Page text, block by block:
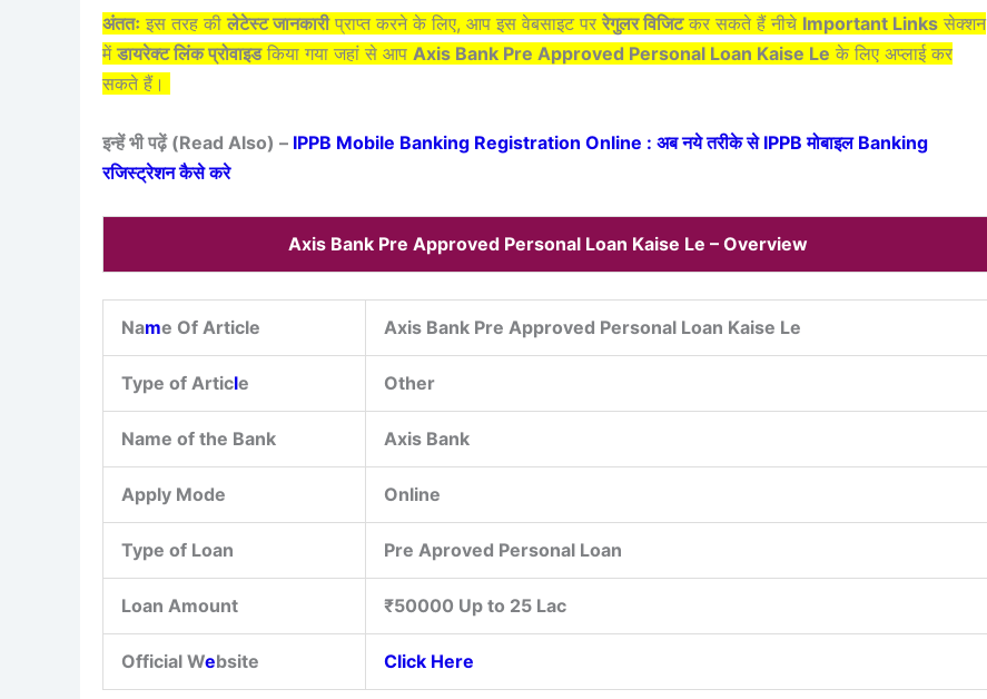
अंततः इस तरह की लेटेस्ट जानकारीप्राप्त करने के लिए, आप इस वेबसाइट पर रेगुलर विजिटकर सकते हैं नीचे Important Links सेक्शन
में डायरेक्ट लिंक प्रोवाइडकिया गया जहां से आप Axis Bank Pre Approved Personal Loan Kaise Le के लिए अप्लाई कर
सकते हैं।
इन्हें भी पढ़ें (Read Also) – IPPB Mobile Banking Registration Online : अब नये तरीके से IPPB मोबाइल Banking
रजिस्ट्रेशन कैसे करे
Axis Bank Pre Approved Personal Loan Kaise Le – Overview
Name Of Article Axis Bank Pre Approved Personal Loan Kaise Le
Type of Article Other
Name of the Bank Axis Bank
Apply Mode Online
Type of Loan Pre Aproved Personal Loan
Loan Amount ₹50000 Up to 25 Lac
Official Website Click Here